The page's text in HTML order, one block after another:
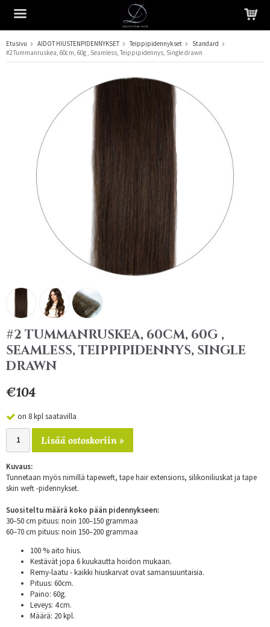
Tuote on lisätty ostoskoriin
Etusivu AIDOT HIUSTENPIDENNYKSET Teippipidennykset
Standard
#2 Tummanruskea, 60cm, 60g , Seamless, Teippipidennys, Single drawn
#2 TUMMANRUSKEA, 60CM, 60G ,
SEAMLESS, TEIPPIPIDENNYS, SINGLE
DRAWN
€104
on 8 kpl saatavilla
Lisää ostoskoriin »
Kuvaus:
Tunnetaan myös nimillä tapeweft, tape hair extensions, silikoniliuskat ja tape
skin weft -pidennykset.
Suositeltu määrä koko pään pidennykseen:
30–50 cm pituus: noin 100–150 grammaa
60–70 cm pituus: noin 150–200 grammaa
100 % aito hius.
Kestävät jopa 6 kuukautta hoidon mukaan.
Remy-laatu - kaikki hiuskarvat ovat samansuuntaisia.
Pituus: 60cm.
Paino: 60g.
Leveys: 4 cm.
Määrä: 20 kpl.